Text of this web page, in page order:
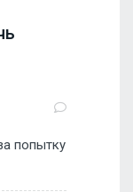
попытку